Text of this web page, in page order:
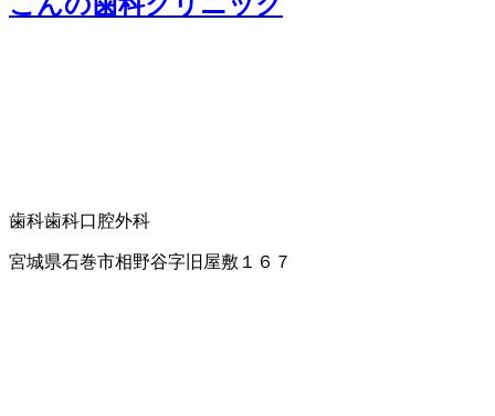
歯科歯科口腔外科
宮城県石巻市相野谷字旧屋敷１６７